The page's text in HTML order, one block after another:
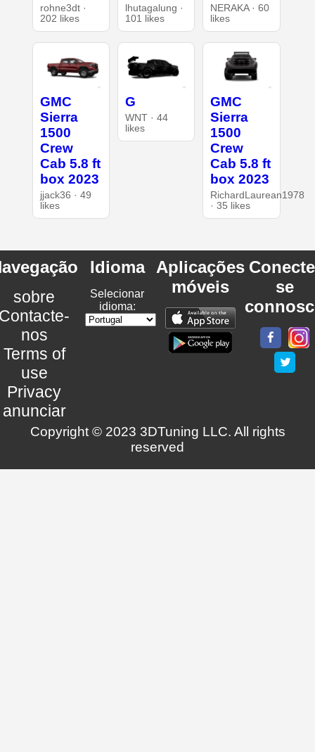
rohne3dt ·
202 likes
lhutagalung ·
101 likes
NERAKA · 60
likes
GMC
Sierra
1500
Crew
Cab 5.8 ft
box 2023
jjack36 · 49
likes
G
WNT · 44
likes
GMC
Sierra
1500
Crew
Cab 5.8 ft
box 2023
RichardLaurean1978
· 35 likes
sobre
nos
Terms of
use
Privacy
anunciar
Idioma
Selecionar
idioma:
Aplicações
móveis
se
Copyright © 2023 3DTuning LLC. All rights
reserved